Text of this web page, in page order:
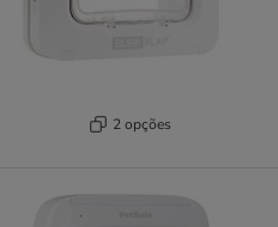
2 opções